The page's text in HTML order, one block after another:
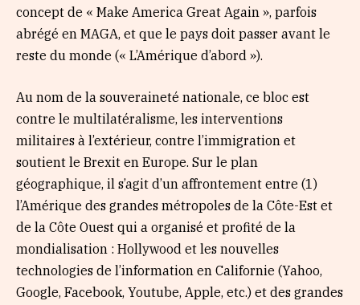
concept de « Make America Great Again », parfois
abrégé en MAGA, et que le pays doit passer avant le
reste du monde (« L’Amérique d’abord »).
Au nom de la souveraineté nationale, ce bloc est
contre le multilatéralisme, les interventions
militaires à l’extérieur, contre l’immigration et
soutient le Brexit en Europe. Sur le plan
géographique, il s’agit d’un affrontement entre (1)
l’Amérique des grandes métropoles de la Côte-Est et
de la Côte Ouest qui a organisé et profité de la
mondialisation : Hollywood et les nouvelles
technologies de l’information en Californie (Yahoo,
Google, Facebook, Youtube, Apple, etc.) et des grandes